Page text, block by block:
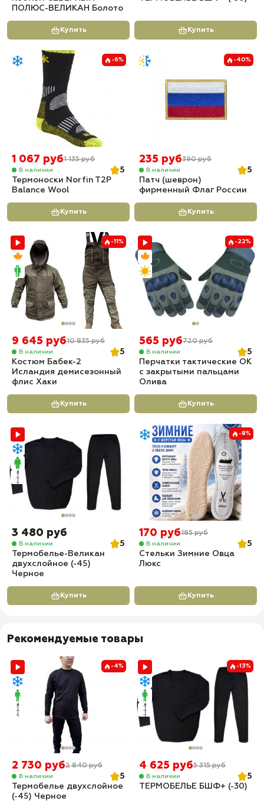
ПОЛЮС-ВЕЛИКАН Болото
Купить Купить
-6%
1 067 руб1 135 руб
В наличии
5
Термоноски Norfin T2P
Balance Wool
Купить
-40%
235 руб390 руб
В наличии
5
Патч (шеврон)
фирменный Флаг России
Купить
-11%
9 645 руб10 835 руб
В наличии
5
Костюм Бабек-2
Исландия демисезонный
флис Хаки
Купить
-22%
565 руб720 руб
В наличии
5
Перчатки тактические OK
с закрытыми пальцами
Олива
Купить
3 480 руб
В наличии
5
Термобелье-Великан
двухслойное (-45)
Черное
Купить
-8%
170 руб185 руб
В наличии
5
Стельки Зимние Овца
Люкс
Купить
Рекомендуемые товары
-4%
2 730 руб2 840 руб
В наличии
5
Термобелье двухслойное
(-45) Черное
-13%
4 625 руб5 315 руб
В наличии
5
ТЕРМОБЕЛЬЕ БШФ+ (-30)